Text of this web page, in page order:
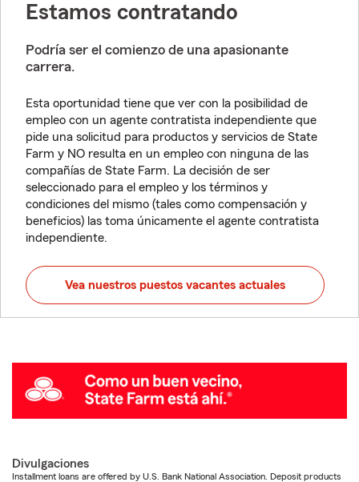
Estamos contratando
Podría ser el comienzo de una apasionante
carrera.
Esta oportunidad tiene que ver con la posibilidad de
empleo con un agente contratista independiente que
pide una solicitud para productos y servicios de State
Farm y NO resulta en un empleo con ninguna de las
compañías de State Farm. La decisión de ser
seleccionado para el empleo y los términos y
condiciones del mismo (tales como compensación y
beneficios) las toma únicamente el agente contratista
independiente.
Vea nuestros puestos vacantes actuales
Divulgaciones
Installment loans are offered by U.S. Bank National Association. Deposit products